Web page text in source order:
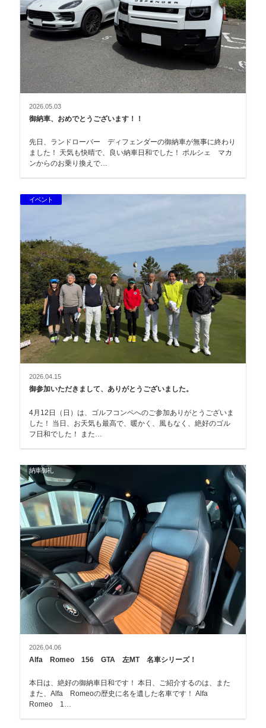
2026.05.03
御納車、おめでとうございます！！
先日、ランドローバー ディフェンダーの御納車が無事に終わり
ました！ 天気も快晴で、良い納車日和でした！ ポルシェ マカ
ンからのお乗り換えで…
イベント
2026.04.15
御参加いただきまして、ありがとうございました。
4月12日（日）は、ゴルフコンペへのご参加ありがとうございま
した！ 当日、お天気も最高で、暖かく、風もなく、絶好のゴル
フ日和でした！ また…
納車御礼
2026.04.06
Alfa Romeo 156 GTA 左MT 名車シリーズ！
本日は、絶好の御納車日和です！ 本日、ご紹介するのは、また
また、Alfa Romeoの歴史に名を遺した名車です！ Alfa
Romeo 1…